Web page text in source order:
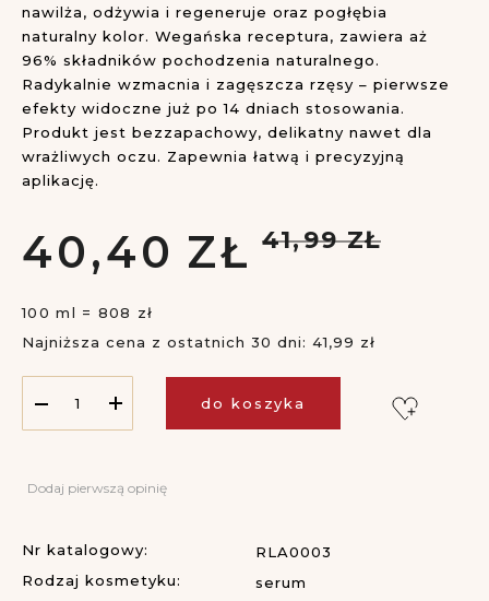
nawilża, odżywia i regeneruje oraz pogłębia
naturalny kolor. Wegańska receptura, zawiera aż
96% składników pochodzenia naturalnego.
Radykalnie wzmacnia i zagęszcza rzęsy – pierwsze
efekty widoczne już po 14 dniach stosowania.
Produkt jest bezzapachowy, delikatny nawet dla
wrażliwych oczu. Zapewnia łatwą i precyzyjną
aplikację.
40,40 ZŁ 41,99 ZŁ
100 ml = 808 zł
Najniższa cena z ostatnich 30 dni: 41,99 zł
do koszyka
Dodaj pierwszą opinię
Nr katalogowy:
RLA0003
Rodzaj kosmetyku:
serum